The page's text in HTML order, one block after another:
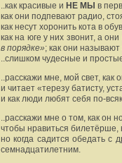
..как красивые и НЕ МЫ в
как они подпевают радио,
как несут хоронить кота в
как на юге у них звонит, а
в порядке»; как они
..слишком чудесные и
..расскажи мне, мой свет, как
и читает «терезу батисту,
и как люди любят себя по-
..расскажи мне о том, как он
чтобы нравиться
но когда садится обедать с
семнадцатилетним.